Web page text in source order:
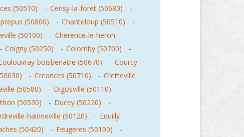
(50510) - Cerisy-la-foret (50680)
-
(50800) - Chanteloup (50510)
-
(50100) - Cherence-le-heron
- Coigny (50250) - Colomby (50700)
-
boisbenatre (50670) - Courcy
- Creances (50710) - Cretteville
(50580) - Digosville (50110)
-
(50530) - Ducey (50220)
-
hainneville (50120) - Equilly
(50420) - Feugeres (50190) -